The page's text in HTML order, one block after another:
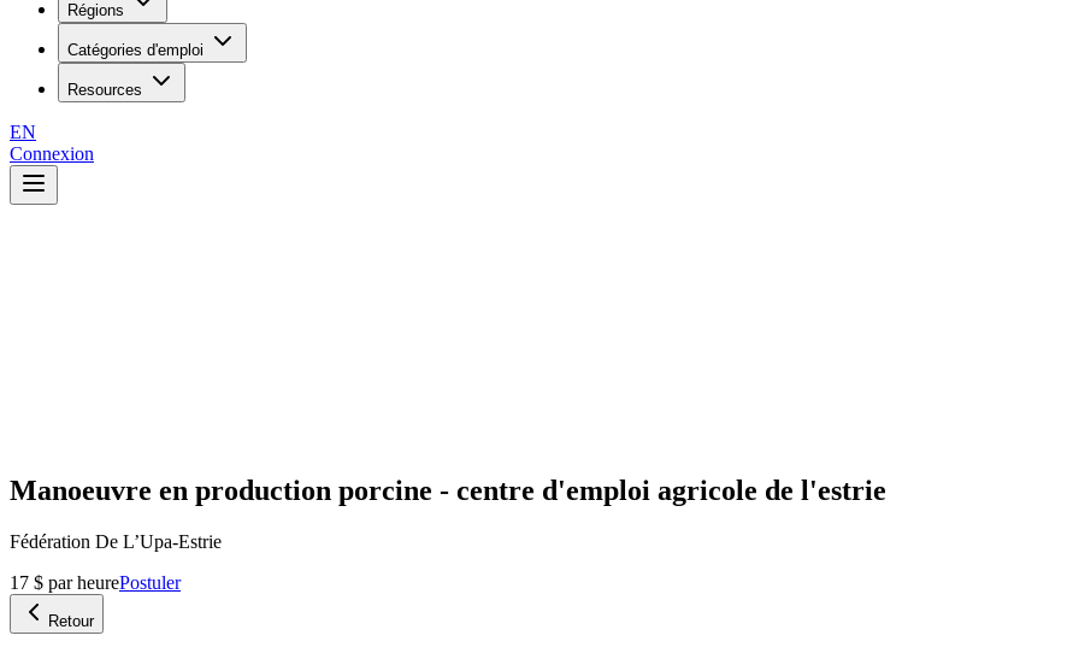
Régions
Catégories d'emploi
Resources
EN
Connexion
Manoeuvre en production porcine - centre d'emploi agricole de l'estrie
Fédération De L’Upa-Estrie
17 $ par heurePostuler
Retour